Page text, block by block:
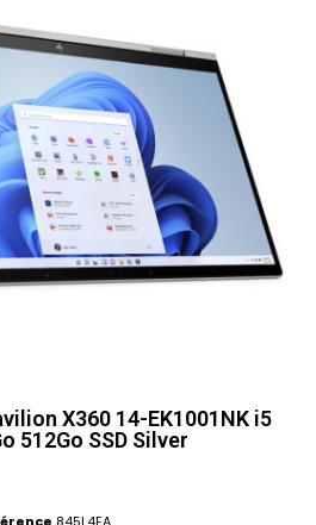
X360 14-EK1001NK i5
512Go SSD Silver